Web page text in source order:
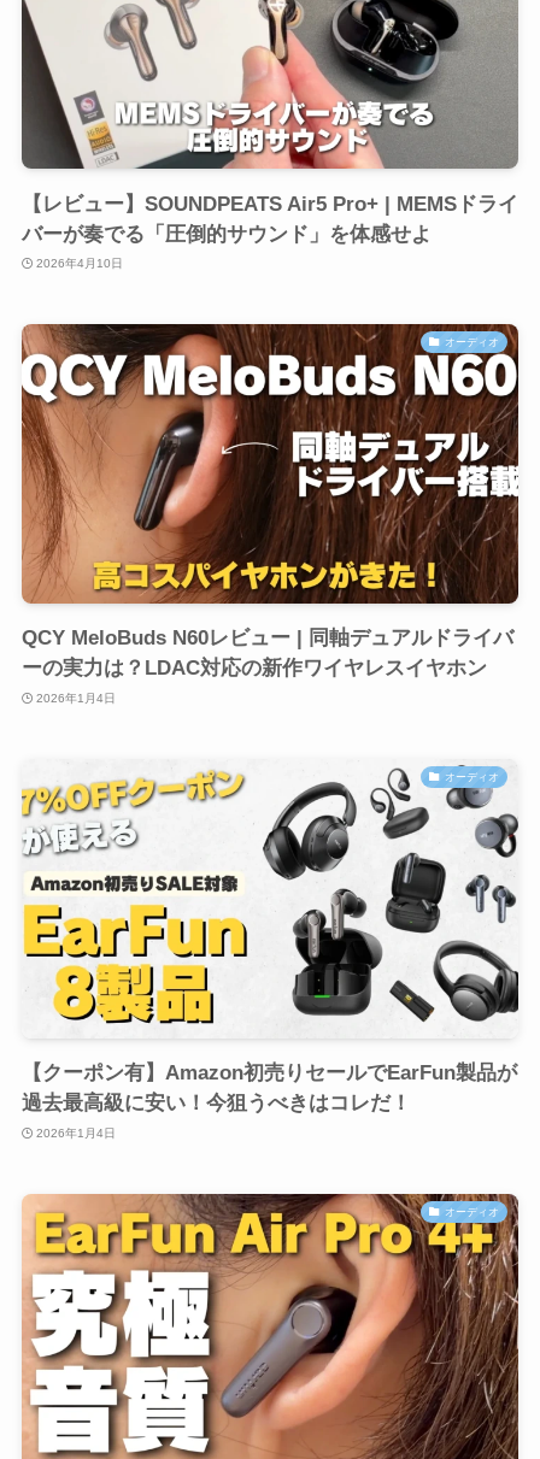
【レビュー】SOUNDPEATS Air5 Pro+ | MEMSドライ
バーが奏でる「圧倒的サウンド」を体感せよ
2026年4月10日
オーディオ
QCY MeloBuds N60レビュー | 同軸デュアルドライバ
ーの実力は？LDAC対応の新作ワイヤレスイヤホン
2026年1月4日
オーディオ
【クーポン有】Amazon初売りセールでEarFun製品が
過去最高級に安い！今狙うべきはコレだ！
2026年1月4日
オーディオ